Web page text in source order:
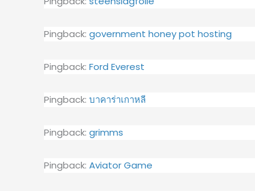
Pingback: government honey pot hosting
Pingback: Ford Everest
Pingback: บาคาร่าเกาหลี
Pingback: grimms
Pingback: Aviator Game